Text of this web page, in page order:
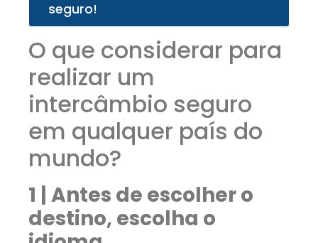
seguro!
O que considerar para
realizar um
intercâmbio seguro
em qualquer país do
mundo?
1 | Antes de escolher o
destino, escolha o